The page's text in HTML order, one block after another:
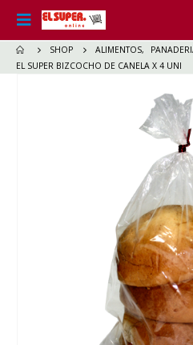
SHOP ALIMENTOS,
EL SUPER BIZCOCHO DE CANELA X 4 UNI